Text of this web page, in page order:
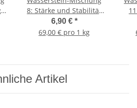
8: Stärke und Stabilität
100g
6,90 € *
69,00 € pro 1 kg
Artikel